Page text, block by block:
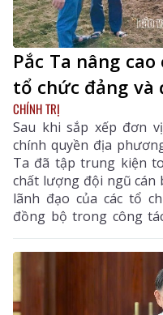
Pắc Ta nâng
tổ chức đảng và
CHÍNH TRỊ
Sau khi sắp xếp đơn
chính quyền địa
Ta đã tập trung kiện
chất lượng đội ngũ cán
lãnh đạo của các tổ
đồng bộ trong công
phát triển đảng viên,
cường chuyển đổi số
từng bước xây dựng
vững mạnh, đáp ứng
đoạn mới.